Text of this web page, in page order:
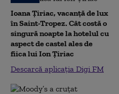
Ioana Țiriac, vacanță de lux
în Saint-Tropez. Cât costă o
singură noapte la hotelul cu
aspect de castel ales de
fiica lui Ion Țiriac
Descarcă aplicația Digi FM